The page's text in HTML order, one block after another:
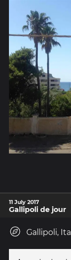
11 July 2017
Gallipoli de jour
Gallipoli,